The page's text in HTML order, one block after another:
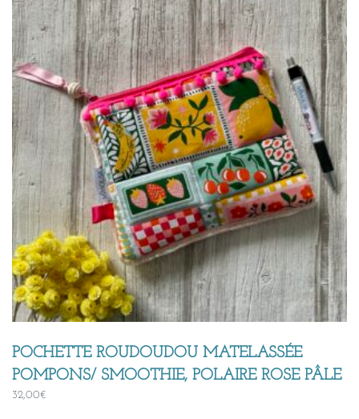
POCHETTE ROUDOUDOU MATELASSÉE
POMPONS/ SMOOTHIE, POLAIRE ROSE PÂLE
32,00€